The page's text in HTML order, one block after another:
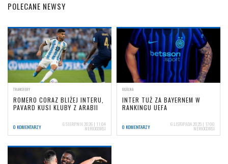
POLECANE NEWSY
TRANSFERY
ROMERO CORAZ BLIŻEJ INTERU,
PAVARD KUSI KLUBY Z ARABII
0 KOMENTARZY 6 SIERPNIA 2026 | 11:04
NERIOCORSI
OGÓLNA
INTER TUŻ ZA BAYERNEM W
RANKINGU UEFA
0 KOMENTARZY 6 LISTOPADA 2025 | 17:00
NERIOCORSI